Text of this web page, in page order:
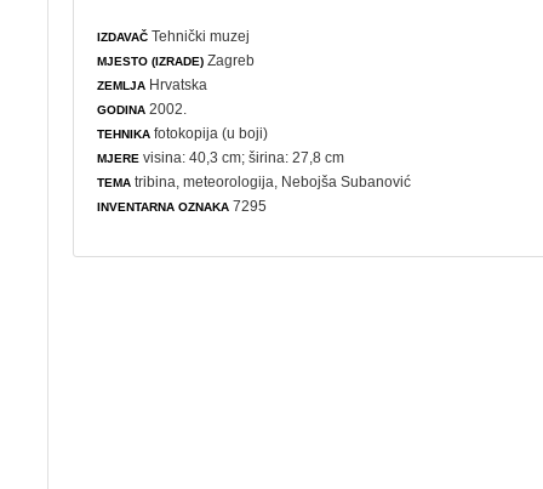
IZDAVAČ Tehnički muzej
MJESTO (IZRADE) Zagreb
ZEMLJA Hrvatska
GODINA 2002.
TEHNIKA fotokopija (u boji)
MJERE visina: 40,3 cm; širina: 27,8 cm
TEMA tribina ,meteorologija , Nebojša Subanović
INVENTARNA OZNAKA 7295